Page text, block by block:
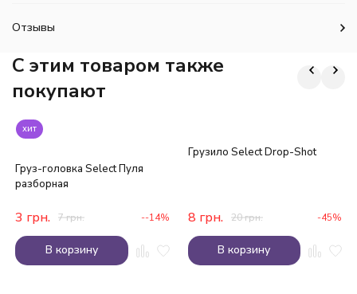
Отзывы
C этим товаром также
покупают
хит
Груз-головка Select Пуля
разборная
3 грн. 7грн. --14%
В корзину
Грузило Select Drop-Shot
8 грн. 20грн. -45%
В корзину